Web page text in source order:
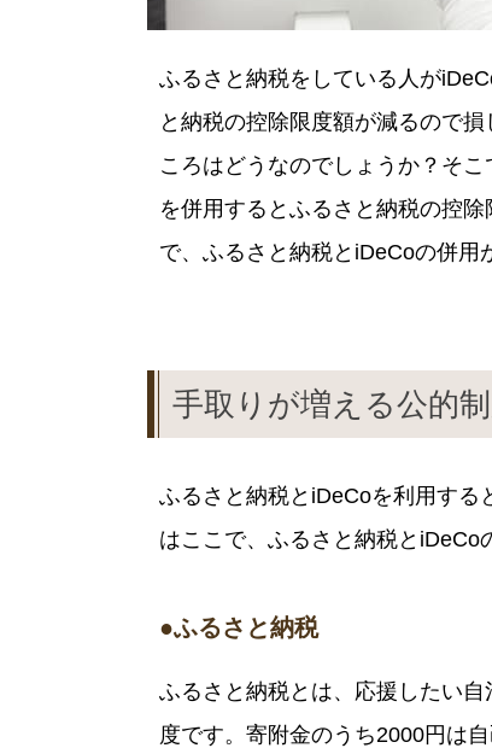
ふるさと納税をしている人が
と納税の控除限度額が減るので
ころはどうなのでしょうか？そ
を併用するとふるさと納税の控
で、ふるさと納税とiDeCoの併用
手取りが増える公的
ふるさと納税とiDeCoを利用する
はここで、ふるさと納税とiDeCo
●ふるさと納税
ふるさと納税とは、応援したい
度です。寄附金のうち2000円は